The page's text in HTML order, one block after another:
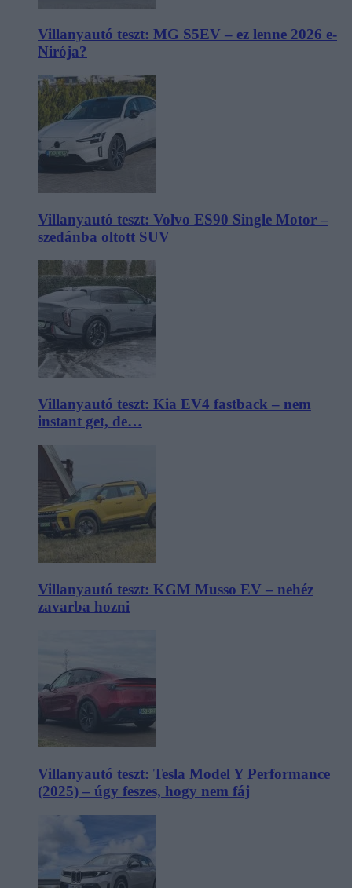
Villanyautó teszt: MG S5EV – ez lenne 2026 e-
Nirója?
Villanyautó teszt: Volvo ES90 Single Motor –
szedánba oltott SUV
Villanyautó teszt: Kia EV4 fastback – nem
instant get, de…
Villanyautó teszt: KGM Musso EV – nehéz
zavarba hozni
Villanyautó teszt: Tesla Model Y Performance
(2025) – úgy feszes, hogy nem fáj